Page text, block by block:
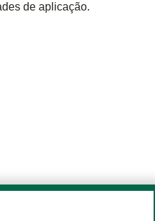
de aplicação.